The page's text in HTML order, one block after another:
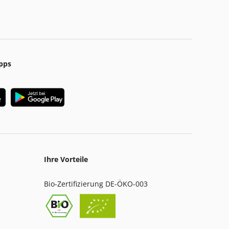
Ihre Vorteile
Bio-Zertifizierung DE-ÖKO-003